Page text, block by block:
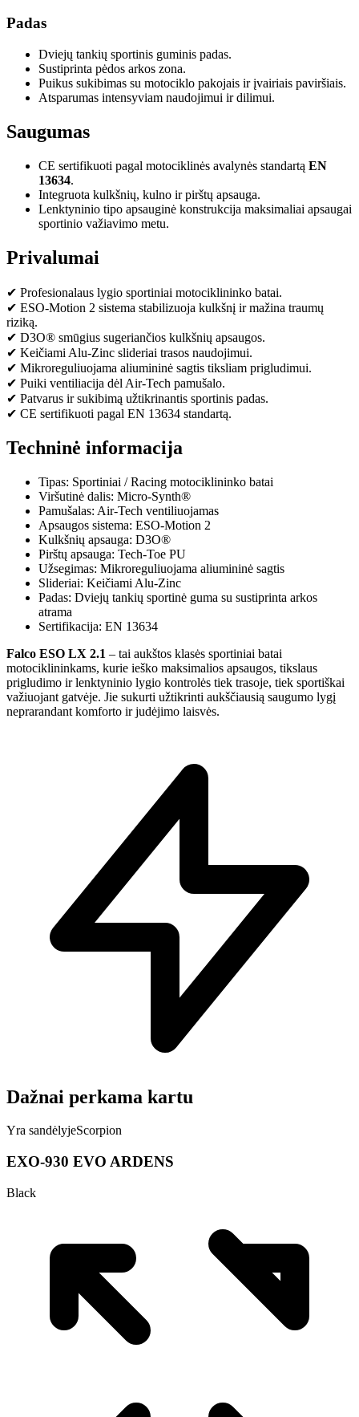
Padas
Dviejų tankių sportinis guminis padas.
Sustiprinta pėdos arkos zona.
Puikus sukibimas su motociklo pakojais ir įvairiais paviršiais.
Atsparumas intensyviam naudojimui ir dilimui.
Saugumas
CE sertifikuoti pagal motociklinės avalynės standartą EN
13634.
Integruota kulkšnių, kulno ir pirštų apsauga.
Lenktyninio tipo apsauginė konstrukcija maksimaliai apsaugai
sportinio važiavimo metu.
Privalumai
✔ Profesionalaus lygio sportiniai motociklininko batai.
✔ ESO-Motion 2 sistema stabilizuoja kulkšnį ir mažina traumų
riziką.
✔ D3O® smūgius sugeriančios kulkšnių apsaugos.
✔ Keičiami Alu-Zinc slideriai trasos naudojimui.
✔ Mikroreguliuojama aliumininė sagtis tiksliam prigludimui.
✔ Puiki ventiliacija dėl Air-Tech pamušalo.
✔ Patvarus ir sukibimą užtikrinantis sportinis padas.
✔ CE sertifikuoti pagal EN 13634 standartą.
Techninė informacija
Tipas: Sportiniai / Racing motociklininko batai
Viršutinė dalis: Micro-Synth®
Pamušalas: Air-Tech ventiliuojamas
Apsaugos sistema: ESO-Motion 2
Kulkšnių apsauga: D3O®
Pirštų apsauga: Tech-Toe PU
Užsegimas: Mikroreguliuojama aliumininė sagtis
Slideriai: Keičiami Alu-Zinc
Padas: Dviejų tankių sportinė guma su sustiprinta arkos
atrama
Sertifikacija: EN 13634
Falco ESO LX 2.1 – tai aukštos klasės sportiniai batai
motociklininkams, kurie ieško maksimalios apsaugos, tikslaus
prigludimo ir lenktyninio lygio kontrolės tiek trasoje, tiek sportiškai
važiuojant gatvėje. Jie sukurti užtikrinti aukščiausią saugumo lygį
neprarandant komforto ir judėjimo laisvės.
Dažnai perkama kartu
Yra sandėlyjeScorpion
EXO-930 EVO ARDENS
Black